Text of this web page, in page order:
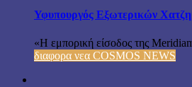
Υφυπουργός Εξωτερικών
«Η εμπορική είσοδος της
διαφορα νεα COSMOS NEWS